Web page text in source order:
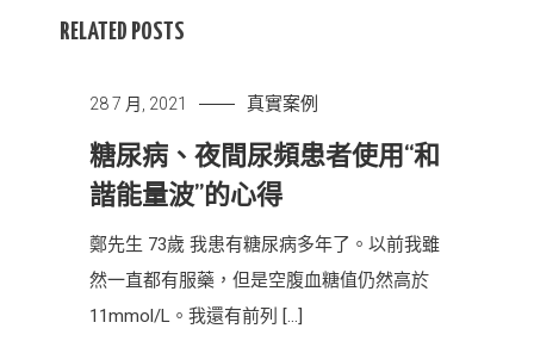
RELATED POSTS
28 7 月, 2021 真實案例
糖尿病、夜間尿頻患者使用“和
諧能量波”的心得
鄭先生 73歲 我患有糖尿病多年了。以前我雖
然一直都有服藥，但是空腹血糖值仍然高於
11mmol/L。我還有前列 […]